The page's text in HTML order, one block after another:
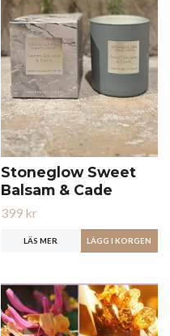
Stoneglow Sweet
Balsam & Cade
399 kr
LÄS MER